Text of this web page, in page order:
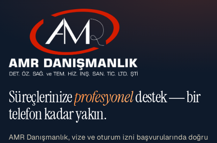
Süreçlerinizeprofesyoneldestek — bir
telefon kadar yakın.
AMR Danışmanlık, vize ve oturum izni başvurularında doğru